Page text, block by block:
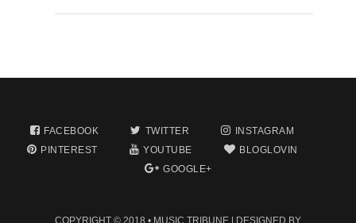
FACEBOOK TWITTER
INSTAGRAM
PINTEREST
YOUTUBE
BLOGLOVIN
GOOGLE+
COPYRIGHT © 2018 • MUSIC TRIBUNE | DESIGNED BY